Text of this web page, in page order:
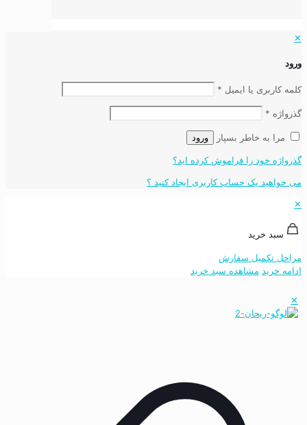
✕
ورود
کلمه کاربری یا ایمیل *
گذرواژه *
مرا به خاطر بسپار ورود
گذرواژه خود را فراموش کرده اید؟
می خواهید یک حساب کاربری ایجاد کنید ؟
✕
سبد خرید
مراحل تکمیل سفارش
ادامه خرید مشاهده سبد خرید
✕